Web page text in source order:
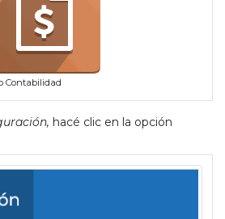
Contabilidad
hacé clic en la opción